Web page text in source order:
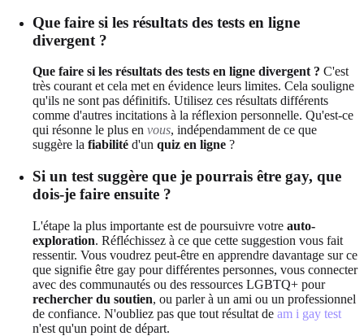
Que faire si les résultats des tests en ligne
divergent ?
Que faire si les résultats des tests en ligne divergent ? C'est
très courant et cela met en évidence leurs limites. Cela souligne
qu'ils ne sont pas définitifs. Utilisez ces résultats différents
comme d'autres incitations à la réflexion personnelle. Qu'est-ce
qui résonne le plus en vous, indépendamment de ce que
suggère la fiabilité d'un quiz en ligne ?
Si un test suggère que je pourrais être gay, que
dois-je faire ensuite ?
L'étape la plus importante est de poursuivre votre auto-
exploration. Réfléchissez à ce que cette suggestion vous fait
ressentir. Vous voudrez peut-être en apprendre davantage sur ce
que signifie être gay pour différentes personnes, vous connecter
avec des communautés ou des ressources LGBTQ+ pour
rechercher du soutien, ou parler à un ami ou un professionnel
de confiance. N'oubliez pas que tout résultat de am i gay test
n'est qu'un point de départ.